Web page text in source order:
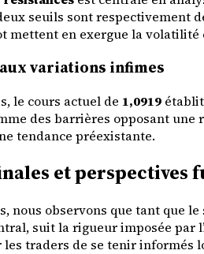
seuils sont respectivement
en exergue la volatilité
variations infimes
le cours actuel de 1,0919
des barrières opposant une
tendance préexistante.
et perspectives
nous observons que tant que le
suit la rigueur imposée par
traders de se tenir informés